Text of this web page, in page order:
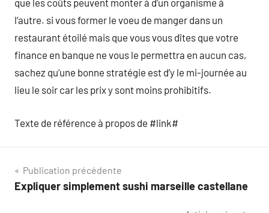
que les coûts peuvent monter à d’un organisme à
l’autre. si vous former le voeu de manger dans un
restaurant étoilé mais que vous vous dîtes que votre
finance en banque ne vous le permettra en aucun cas,
sachez qu’une bonne stratégie est d’y le mi-journée au
lieu le soir car les prix y sont moins prohibitifs.
Texte de référence à propos de #link#
Navigation
de
Publication précédente
Expliquer simplement sushi marseille castellane